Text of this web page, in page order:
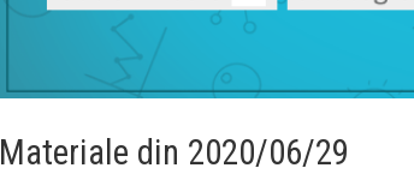
Materiale din 2020/06/29